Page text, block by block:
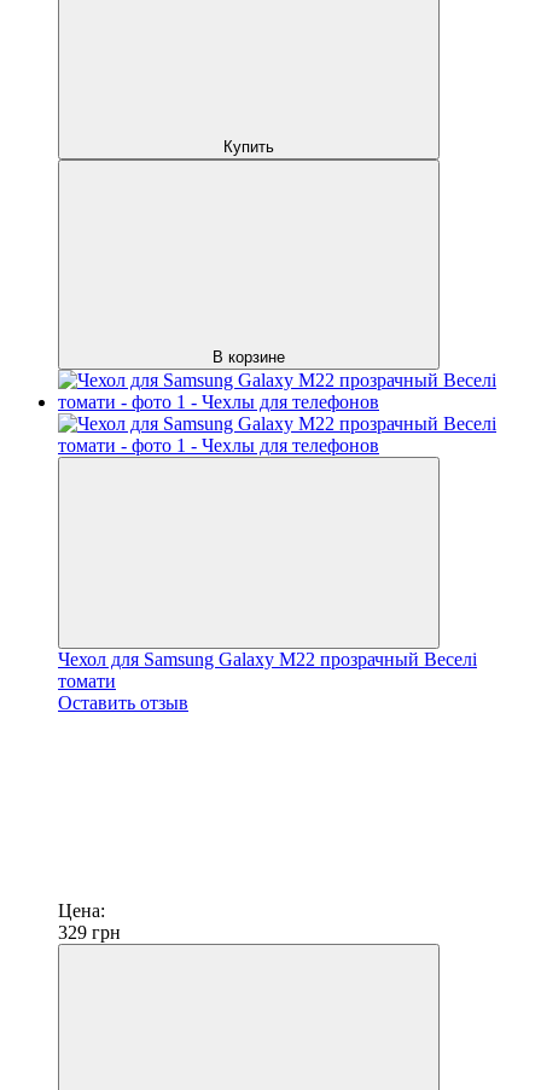
Купить
В корзине
Чехол для Samsung Galaxy M22 прозрачный Веселі
томати
Оставить отзыв
Цена:
329 грн